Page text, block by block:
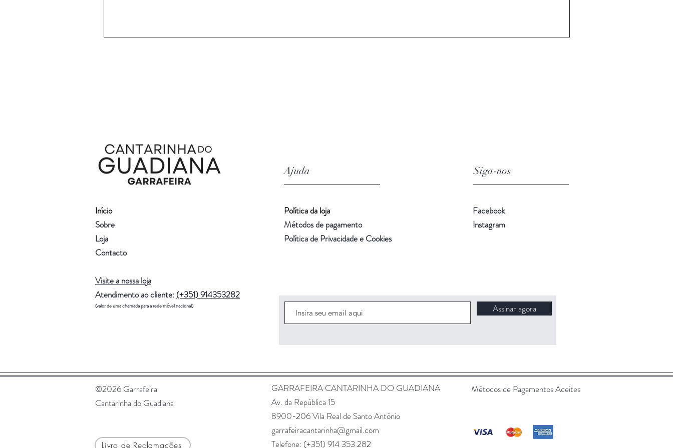
Início
Sobre
Loja
Contacto
Visite a nossa loja
Atendimento ao cliente: (+351) 914353282
(valor de uma chamada para a rede móvel nacional)
Ajuda
Política da loja
Métodos de pagamento
Política de Privacidade e Cookies
Siga-nos
Facebook
Instagram
Assinar agora
©2026 Garrafeira
Cantarinha do Guadiana
Livro de Reclamações
GARRAFEIRA CANTARINHA DO GUADIANA
Av. da República 15
8900-206 Vila Real de Santo António
garrafeiracantarinha@gmail.com
Telefone: (+351) 914 353 282
Métodos de Pagamentos Aceites